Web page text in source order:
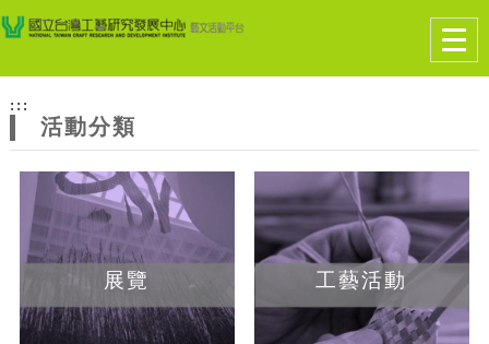
網
站
主
題
跳到主要內容
網站導覽
:::
活動分類
展覽 工藝活動